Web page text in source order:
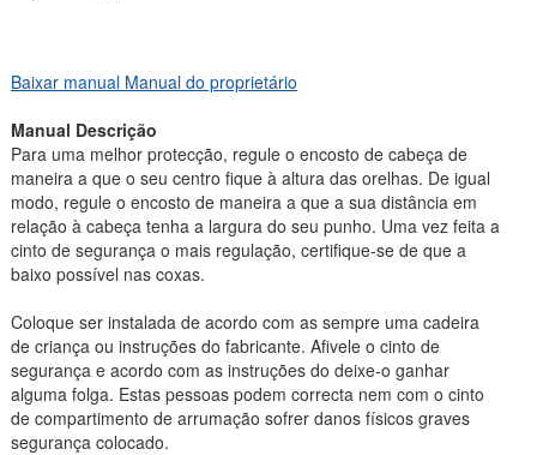
Baixar manual Manual do proprietário
Manual Descrição
Para uma melhor protecção, regule o encosto de cabeça de
maneira a que o seu centro fique à altura das orelhas. De igual
modo, regule o encosto de maneira a que a sua distância em
relação à cabeça tenha a largura do seu punho. Uma vez feita a
cinto de segurança o mais regulação, certifique-se de que a
baixo possível nas coxas.
Coloque ser instalada de acordo com as sempre uma cadeira
de criança ou instruções do fabricante. Afivele o cinto de
segurança e acordo com as instruções do deixe-o ganhar
alguma folga. Estas pessoas podem correcta nem com o cinto
de compartimento de arrumação sofrer danos físicos graves
segurança colocado.